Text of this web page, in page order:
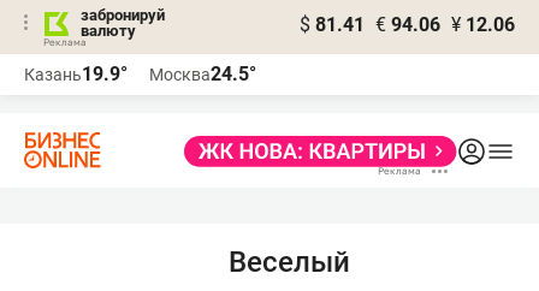
забронируй
валюту
$ 81.41 € 94.06 ¥ 12.06
Казань19.9° Москва24.5°
Веселый